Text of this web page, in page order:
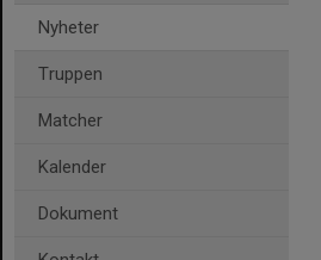
Nyheter
Truppen
Matcher
Kalender
Dokument